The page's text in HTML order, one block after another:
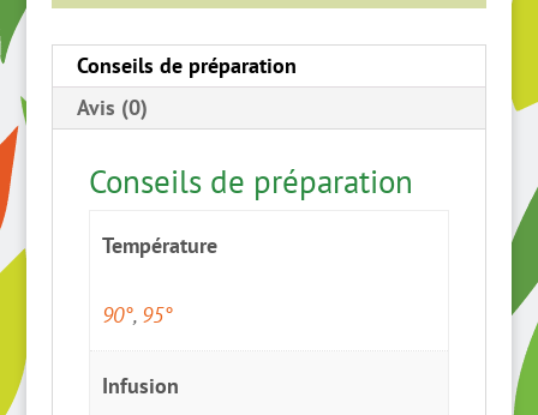
Conseils de préparation
Avis (0)
Conseils de préparation
Température
90°, 95°
Infusion